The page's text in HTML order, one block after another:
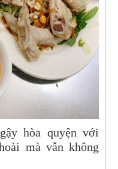
hòa quyện với
mà vẫn không